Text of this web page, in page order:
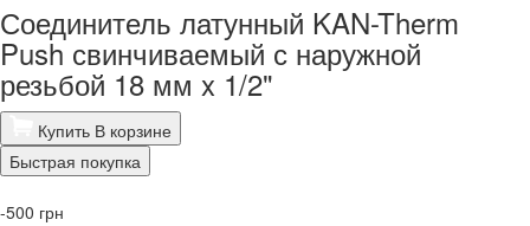
Соединитель латунный KAN-Therm
Push свинчиваемый с наружной
резьбой 18 мм x 1/2"
Купить В корзине
Быстрая покупка
-500 грн